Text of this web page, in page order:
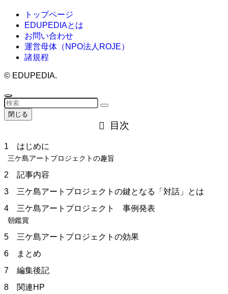
トップページ
EDUPEDIAとは
お問い合わせ
運営母体（NPO法人ROJE）
諸規程
© EDUPEDIA.
閉じる
目次
1 はじめに
三ケ島アートプロジェクトの趣旨
2 記事内容
3 三ケ島アートプロジェクトの鍵となる「対話」とは
4 三ケ島アートプロジェクト 事例発表
朝鑑賞
5 三ケ島アートプロジェクトの効果
6 まとめ
7 編集後記
8 関連HP